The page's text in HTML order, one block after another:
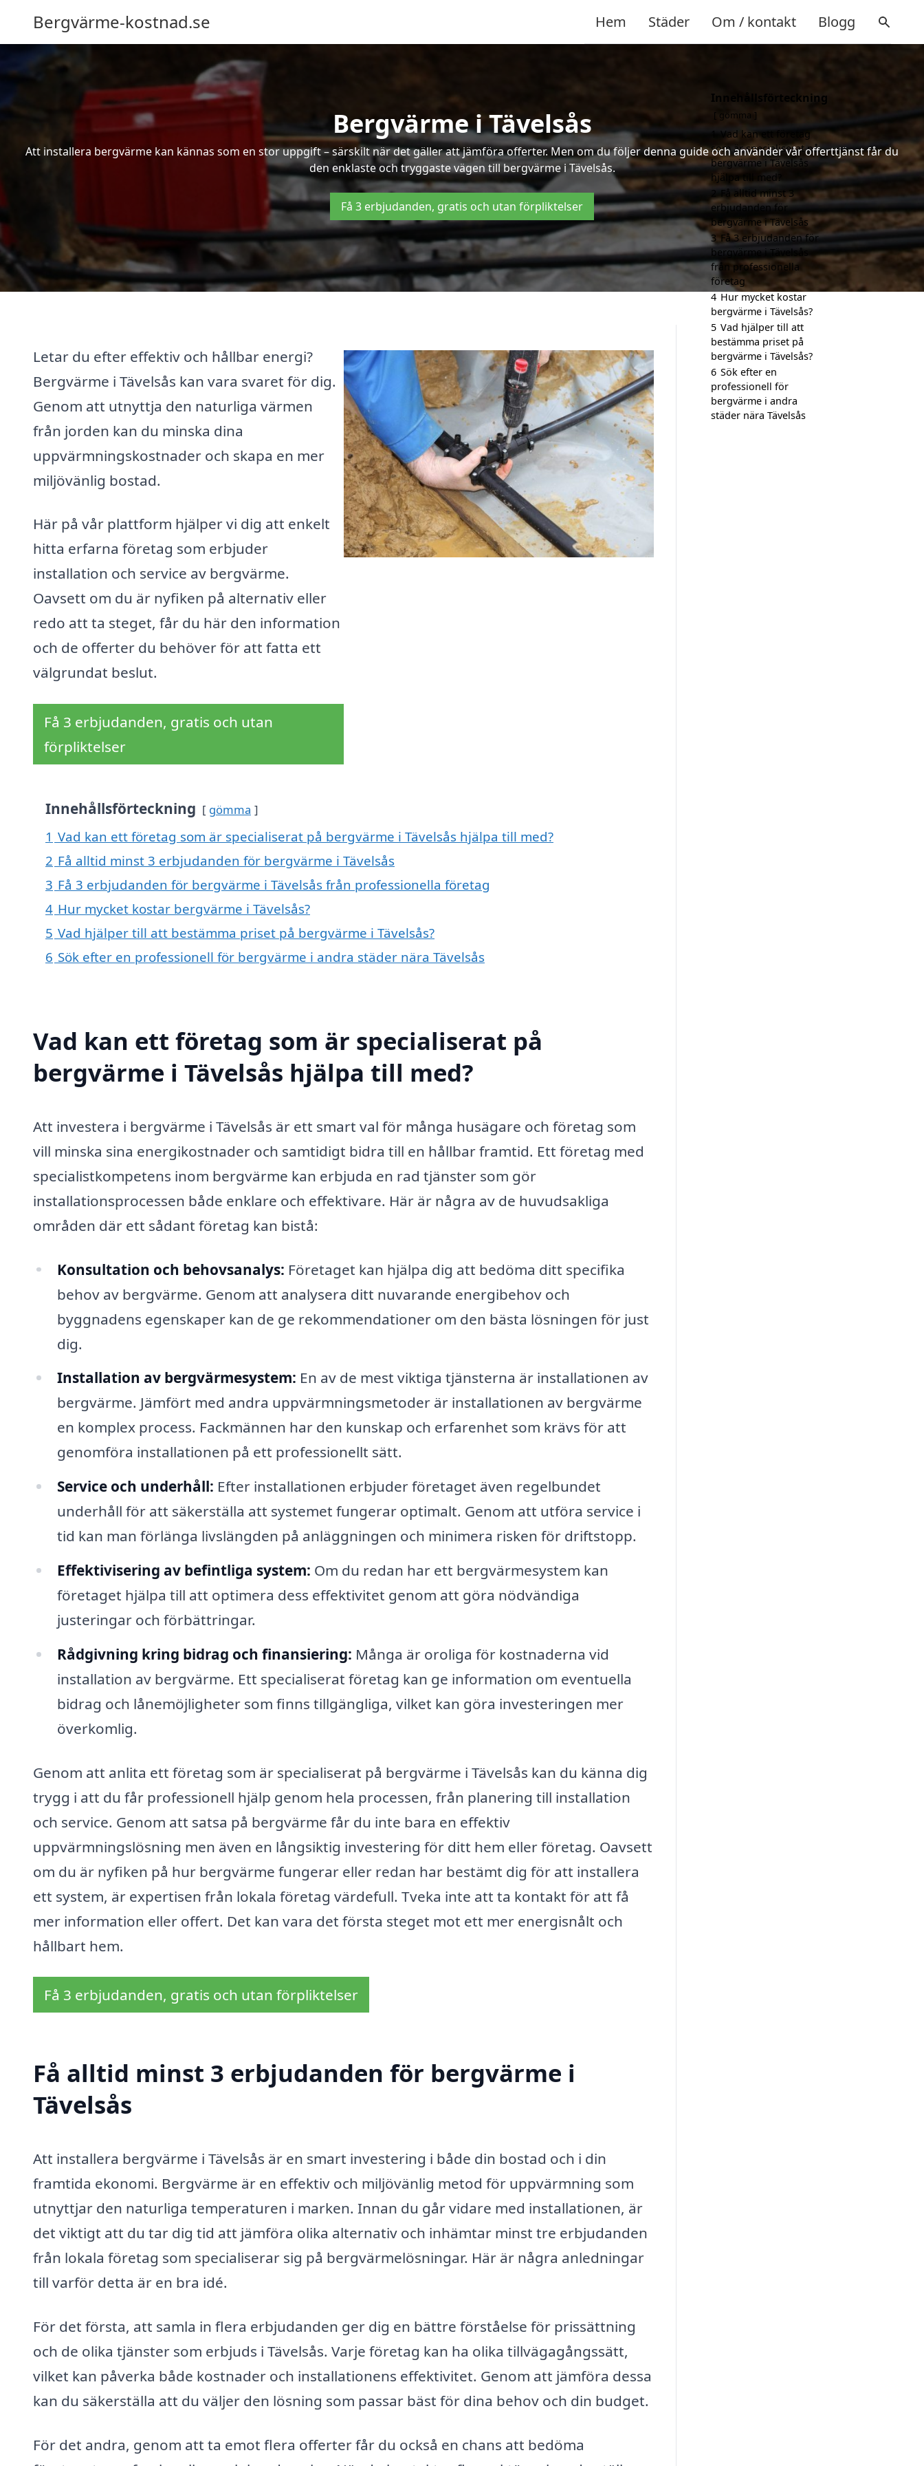
Bergvärme-kostnad.se Hem Städer Om / kontakt Blogg
Bergvärme i Tävelsås
Att installera bergvärme kan kännas som en stor uppgift – särskilt när det gäller att jämföra offerter. Men om du följer denna guide och använder vår offerttjänst får du
den enklaste och tryggaste vägen till bergvärme i Tävelsås.
Få 3 erbjudanden, gratis och utan förpliktelser
Letar du efter effektiv och hållbar energi?
Bergvärme i Tävelsås kan vara svaret för dig.
Genom att utnyttja den naturliga värmen
från jorden kan du minska dina
uppvärmningskostnader och skapa en mer
miljövänlig bostad.
Här på vår plattform hjälper vi dig att enkelt
hitta erfarna företag som erbjuder
installation och service av bergvärme.
Oavsett om du är nyfiken på alternativ eller
redo att ta steget, får du här den information
och de offerter du behöver för att fatta ett
välgrundat beslut.
Få 3 erbjudanden, gratis och utan
förpliktelser
Innehållsförteckning gömma
1 Vad kan ett företag som är specialiserat på bergvärme i Tävelsås hjälpa till med?
2 Få alltid minst 3 erbjudanden för bergvärme i Tävelsås
3 Få 3 erbjudanden för bergvärme i Tävelsås från professionella företag
4 Hur mycket kostar bergvärme i Tävelsås?
5 Vad hjälper till att bestämma priset på bergvärme i Tävelsås?
6 Sök efter en professionell för bergvärme i andra städer nära Tävelsås
Vad kan ett företag som är specialiserat på
bergvärme i Tävelsås hjälpa till med?
Att investera i bergvärme i Tävelsås är ett smart val för många husägare och företag som
vill minska sina energikostnader och samtidigt bidra till en hållbar framtid. Ett företag med
specialistkompetens inom bergvärme kan erbjuda en rad tjänster som gör
installationsprocessen både enklare och effektivare. Här är några av de huvudsakliga
områden där ett sådant företag kan bistå:
Konsultation och behovsanalys: Företaget kan hjälpa dig att bedöma ditt specifika
behov av bergvärme. Genom att analysera ditt nuvarande energibehov och
byggnadens egenskaper kan de ge rekommendationer om den bästa lösningen för just
dig.
Installation av bergvärmesystem: En av de mest viktiga tjänsterna är installationen av
bergvärme. Jämfört med andra uppvärmningsmetoder är installationen av bergvärme
en komplex process. Fackmännen har den kunskap och erfarenhet som krävs för att
genomföra installationen på ett professionellt sätt.
Service och underhåll: Efter installationen erbjuder företaget även regelbundet
underhåll för att säkerställa att systemet fungerar optimalt. Genom att utföra service i
tid kan man förlänga livslängden på anläggningen och minimera risken för driftstopp.
Effektivisering av befintliga system: Om du redan har ett bergvärmesystem kan
företaget hjälpa till att optimera dess effektivitet genom att göra nödvändiga
justeringar och förbättringar.
Rådgivning kring bidrag och finansiering: Många är oroliga för kostnaderna vid
installation av bergvärme. Ett specialiserat företag kan ge information om eventuella
bidrag och lånemöjligheter som finns tillgängliga, vilket kan göra investeringen mer
överkomlig.
Genom att anlita ett företag som är specialiserat på bergvärme i Tävelsås kan du känna dig
trygg i att du får professionell hjälp genom hela processen, från planering till installation
och service. Genom att satsa på bergvärme får du inte bara en effektiv
uppvärmningslösning men även en långsiktig investering för ditt hem eller företag. Oavsett
om du är nyfiken på hur bergvärme fungerar eller redan har bestämt dig för att installera
ett system, är expertisen från lokala företag värdefull. Tveka inte att ta kontakt för att få
mer information eller offert. Det kan vara det första steget mot ett mer energisnålt och
hållbart hem.
Få 3 erbjudanden, gratis och utan förpliktelser
Få alltid minst 3 erbjudanden för bergvärme i
Tävelsås
Att installera bergvärme i Tävelsås är en smart investering i både din bostad och i din
framtida ekonomi. Bergvärme är en effektiv och miljövänlig metod för uppvärmning som
utnyttjar den naturliga temperaturen i marken. Innan du går vidare med installationen, är
det viktigt att du tar dig tid att jämföra olika alternativ och inhämtar minst tre erbjudanden
från lokala företag som specialiserar sig på bergvärmelösningar. Här är några anledningar
till varför detta är en bra idé.
För det första, att samla in flera erbjudanden ger dig en bättre förståelse för prissättning
och de olika tjänster som erbjuds i Tävelsås. Varje företag kan ha olika tillvägagångssätt,
vilket kan påverka både kostnader och installationens effektivitet. Genom att jämföra dessa
kan du säkerställa att du väljer den lösning som passar bäst för dina behov och din budget.
För det andra, genom att ta emot flera offerter får du också en chans att bedöma
Innehållsförteckning
gömma
1 Vad kan ett företag
som är specialiserat på
bergvärme i Tävelsås
hjälpa till med?
2 Få alltid minst 3
erbjudanden för
bergvärme i Tävelsås
3 Få 3 erbjudanden för
bergvärme i Tävelsås
från professionella
företag
4 Hur mycket kostar
bergvärme i Tävelsås?
5 Vad hjälper till att
bestämma priset på
bergvärme i Tävelsås?
6 Sök efter en
professionell för
bergvärme i andra
städer nära Tävelsås